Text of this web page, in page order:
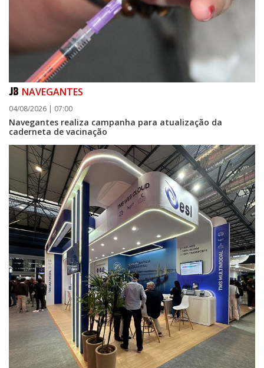
NAVEGANTES
04/08/2026 | 07:00
Navegantes realiza campanha para atualização da
caderneta de vacinação